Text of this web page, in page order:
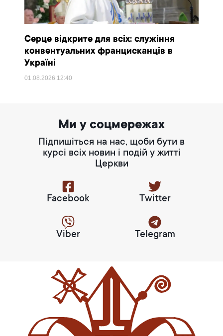
Серце відкрите для всіх: служіння
конвентуальних францисканців в
Україні
01.08.2026 12:40
Ми у соцмережах
Підпишіться на нас, щоби бути в
курсі всіх новин і подій у житті
Церкви
Facebook Twitter
Viber Telegram